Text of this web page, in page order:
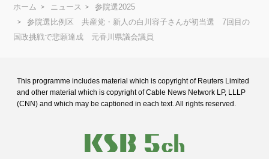
ホーム ニュース
参院選2025
参院選比例区 共産党・新人の白川容子さんが初当選 7回目の
国政挑戦で悲願達成 元香川県議会議員
This programme includes material which is copyright of Reuters Limited
and other material which is copyright of Cable News Network LP, LLLP
(CNN) and which may be captioned in each text. All rights reserved.